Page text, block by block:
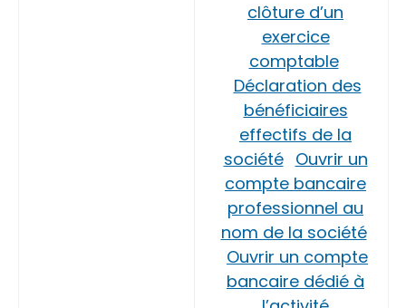
clôture d’un
exercice
comptable
Déclaration des
bénéficiaires
effectifs de la
société Ouvrir un
compte bancaire
professionnel au
nom de la société
Ouvrir un compte
bancaire dédié à